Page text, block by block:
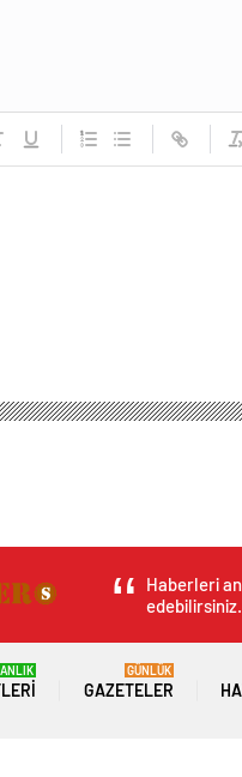
Haberleri
edebilirsiniz.
ANLIK
GAZETELER
GÜNLÜK